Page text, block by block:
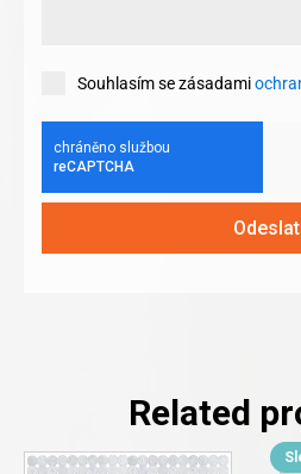
Souhlasím se zásadami
Odeslat
Related
This